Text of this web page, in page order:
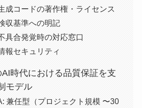
成コードの著作権・ライセンス
収基準への明記
具合発覚時の対応窓口
報セキュリティ
時代における品質保証を支
モデル
兼任型（プロジェクト規模 〜30